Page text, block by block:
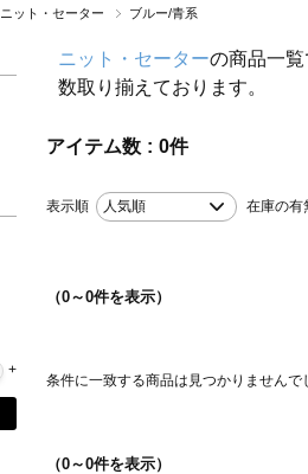
ニット・セーター ブルー/青系
ニット・セーターの商品一
数取り揃えております。
アイテム数 0件
表示順 人気順 在庫の有
（0～0件を表示）
条件に一致する商品は見つかりませんで
（0～0件を表示）